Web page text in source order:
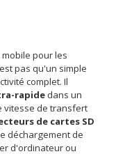
pour les
pas qu'un simple
complet. Il
rapide dans un
vitesse de transfert
de cartes SD
déchargement de
d'ordinateur ou